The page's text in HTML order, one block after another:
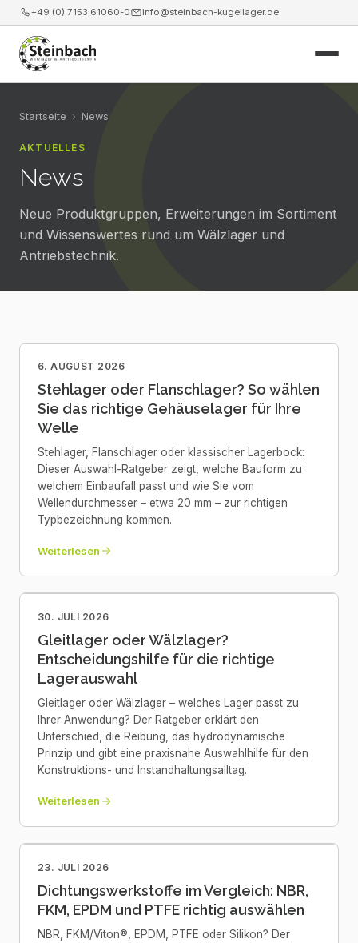
+49 (0) 7153 61060-0 info@steinbach-kugellager.de
Start
Produkte
News
Startseite › News
AKTUELLES
News
Neue Produktgruppen, Erweiterungen im Sortiment
und Wissenswertes rund um Wälzlager und
Antriebstechnik.
6. AUGUST 2026
Stehlager oder Flanschlager? So wählen
Sie das richtige Gehäuselager für Ihre
Welle
Stehlager, Flanschlager oder klassischer Lagerbock:
Dieser Auswahl-Ratgeber zeigt, welche Bauform zu
welchem Einbaufall passt und wie Sie vom
Wellendurchmesser – etwa 20 mm – zur richtigen
Typbezeichnung kommen.
Weiterlesen
30. JULI 2026
Gleitlager oder Wälzlager?
Entscheidungshilfe für die richtige
Lagerauswahl
Gleitlager oder Wälzlager – welches Lager passt zu
Ihrer Anwendung? Der Ratgeber erklärt den
Unterschied, die Reibung, das hydrodynamische
Prinzip und gibt eine praxisnahe Auswahlhilfe für den
Konstruktions- und Instandhaltungsalltag.
Weiterlesen
23. JULI 2026
Dichtungswerkstoffe im Vergleich: NBR,
FKM, EPDM und PTFE richtig auswählen
NBR, FKM/Viton®, EPDM, PTFE oder Silikon? Der